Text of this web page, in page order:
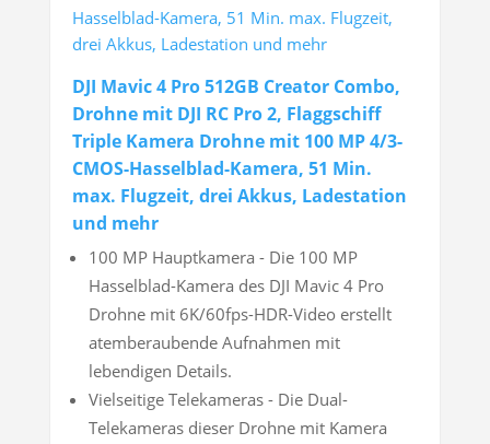
DJI Mavic 4 Pro 512GB Creator Combo,
Drohne mit DJI RC Pro 2, Flaggschiff
Triple Kamera Drohne mit 100 MP 4/3-
CMOS-Hasselblad-Kamera, 51 Min.
max. Flugzeit, drei Akkus, Ladestation
und mehr
100 MP Hauptkamera - Die 100 MP
Hasselblad-Kamera des DJI Mavic 4 Pro
Drohne mit 6K/60fps-HDR-Video erstellt
atemberaubende Aufnahmen mit
lebendigen Details.
Vielseitige Telekameras - Die Dual-
Telekameras dieser Drohne mit Kamera